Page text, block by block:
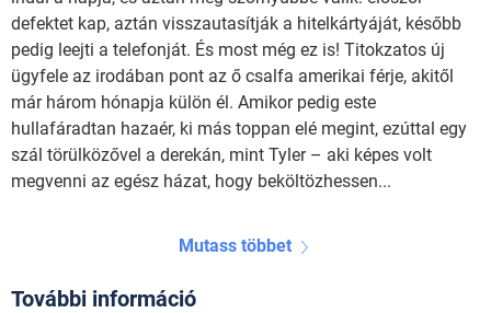
defektet kap, aztán visszautasítják a hitelkártyáját, később
pedig leejti a telefonját. És most még ez is! Titokzatos új
ügyfele az irodában pont az ő csalfa amerikai férje, akitől
már három hónapja külön él. Amikor pedig este
hullafáradtan hazaér, ki más toppan elé megint, ezúttal egy
szál törülközővel a derekán, mint Tyler – aki képes volt
megvenni az egész házat, hogy beköltözhessen...
Mutass többet
További információ